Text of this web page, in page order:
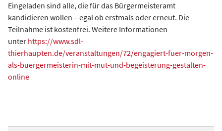
Eingeladen sind alle, die für das Bürgermeisteramt
kandidieren wollen – egal ob erstmals oder erneut. Die
Teilnahme ist kostenfrei. Weitere Informationen
unter https://www.sdl-
thierhaupten.de/veranstaltungen/72/engagiert-fuer-morgen-
als-buergermeisterin-mit-mut-und-begeisterung-gestalten-
online